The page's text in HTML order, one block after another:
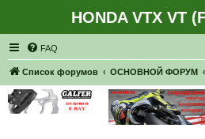
HONDA VTX VT
FAQ
Список форумов ОСНОВНОЙ ФОРУМ